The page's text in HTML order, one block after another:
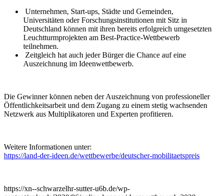
Unternehmen, Start-ups, Städte und Gemeinden,
Universitäten oder Forschungsinstitutionen mit Sitz in
Deutschland können mit ihren bereits erfolgreich umgesetzten
Leuchtturmprojekten am Best-Practice-Wettbewerb
teilnehmen.
Zeitgleich hat auch jeder Bürger die Chance auf eine
Auszeichnung im Ideenwettbewerb.
Die Gewinner können neben der Auszeichnung von professioneller
Öffentlichkeitsarbeit und dem Zugang zu einem stetig wachsenden
Netzwerk aus Multiplikatoren und Experten profitieren.
Weitere Informationen unter:
https://land-der-ideen.de/wettbewerbe/deutscher-mobilitaetspreis
https://xn--schwarzelhr-sutter-u6b.de/wp-